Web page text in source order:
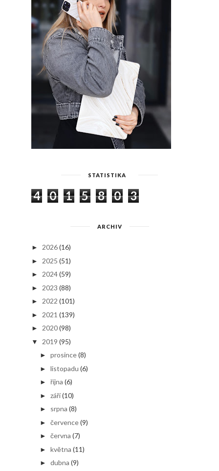
STATISTIKA
4 0 1 5 8 0 3
ARCHIV
► 2026(16)
► 2025 (51)
► 2024(59)
► 2023 (88)
► 2022 (101)
► 2021 (139)
► 2020(98)
▼ 2019 (95)
► prosince(8)
► listopadu (6)
► října (6)
► září(10)
► srpna (8)
► července(9)
► června (7)
► května (11)
► dubna (9)